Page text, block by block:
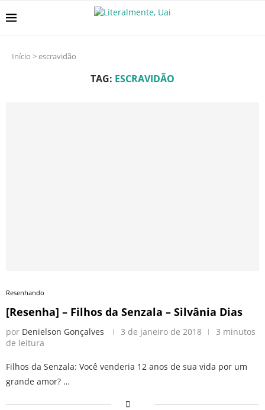
Início >escravidão
TAG: ESCRAVIDÃO
Resenhando
[Resenha] – Filhos da Senzala – Silvânia Dias
por Denielson Gonçalves 3 de janeiro de 2018
3 minutos
de leitura
Filhos da Senzala: Você venderia 12 anos de sua vida por um
grande amor? …